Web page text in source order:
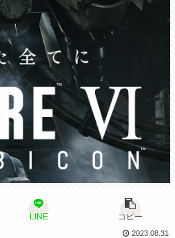
LINE コピー
2023.08.31